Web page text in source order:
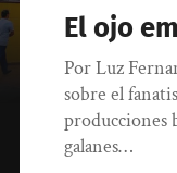
El ojo
Por Luz
sobre el
producciones
galanes…